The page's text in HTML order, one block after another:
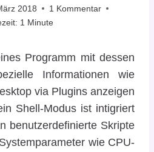
2018
1 Kommentar
1 Minute
Programm mit dessen
Informationen wie
via Plugins anzeigen
Shell-Modus ist intigriert
benutzerdefinierte Skripte
wie CPU-